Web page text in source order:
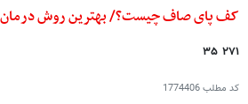
کف پای صاف چیست؟/ بهترین روش
۲۷۱ ۳۵
کد مطلب1774406